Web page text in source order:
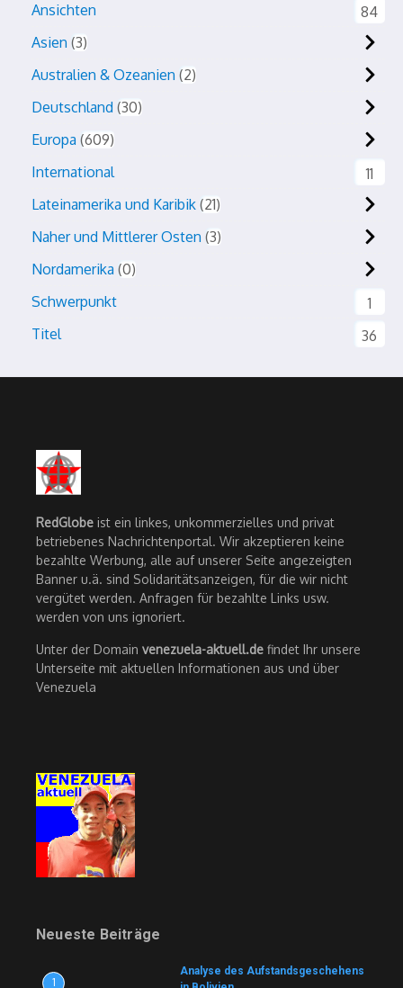
Ansichten
84
Asien 3
Australien & Ozeanien 2
Deutschland 30
Europa 609
International
11
Lateinamerika und Karibik 21
Naher und Mittlerer Osten 3
Nordamerika 0
Schwerpunkt
1
Titel
36
RedGlobe ist ein linkes, unkommerzielles und privat
betriebenes Nachrichtenportal. Wir akzeptieren keine
bezahlte Werbung, alle auf unserer Seite angezeigten
Banner u.ä. sind Solidaritätsanzeigen, für die wir nicht
vergütet werden. Anfragen für bezahlte Links usw.
werden von uns ignoriert.
Unter der Domain venezuela-aktuell.de findet Ihr unsere
Unterseite mit aktuellen Informationen aus und über
Venezuela
Neueste Beiträge
1
Analyse des Aufstandsgeschehens